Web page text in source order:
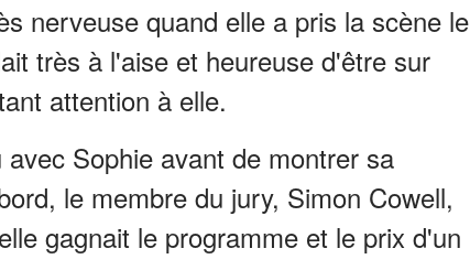
nerveuse quand elle a pris la scène le
très à l'aise et heureuse d'être sur
attention à elle.
Sophie avant de montrer sa
le membre du jury, Simon Cowell,
gagnait le programme et le prix d'un